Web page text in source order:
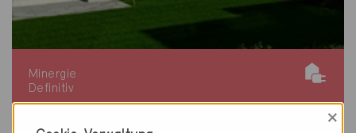
Minergie
Definitiv
×